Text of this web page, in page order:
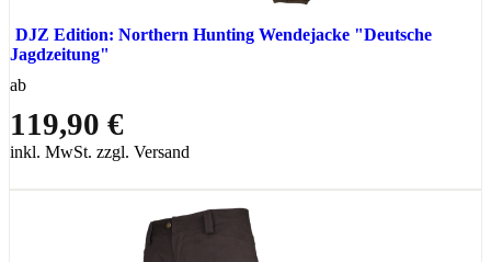
DJZ Edition: Northern Hunting Wendejacke "Deutsche
Jagdzeitung"
ab
119,90 €
inkl. MwSt. zzgl. Versand